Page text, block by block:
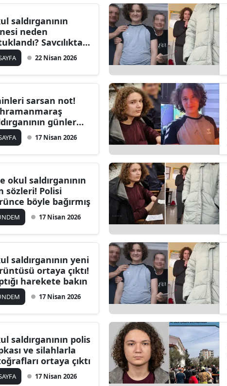
Bilecik
Bolu
Burdur
Çankırı
Çorum
Edirne
Elazığ
Eskişehir
Gaziantep
saldırganının
neden
Savcılıktan
geldi
22 Nisan 2026
sarsan not!
günler
yazdığı
ortaya çıktı
17 Nisan 2026
okul saldırganının
sözleri! Polisi
böyle bağırmış
17 Nisan 2026
saldırganının yeni
ortaya çıktı!
harekete bakın
17 Nisan 2026
saldırganının polis
ve silahlarla
ortaya çıktı
17 Nisan 2026